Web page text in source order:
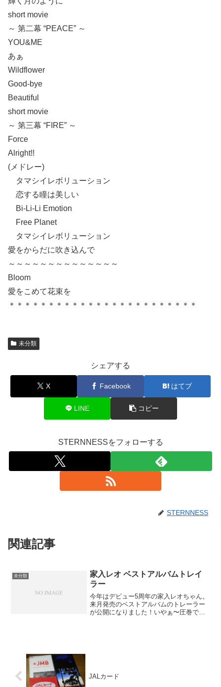
short movie
～ 第二幕 “PEACE” ～
YOU&ME
あぁ
Wildflower
Good-bye
Beautiful
short movie
～ 第三幕 “FIRE” ～
Force
Alright!!
(メドレー)
タマシイレボリューション
恋する瞳は美しい
Bi-Li-Li Emotion
Free Planet
タマシイレボリューション
愛をからだに吹き込んで
～～～～～～～～～～～～～～
Bloom
愛をこめて花束を
＊＊＊＊＊＊＊＊＊＊＊＊＊＊＊＊＊＊＊＊＊＊＊＊
未分類
シェアする
X Facebook はてブ
LINE コピー
STERNNESSをフォローする
STERNNESS
関連記事
未分類
家入レオ ベストアルバムトレイ
ラー
今年はデビュー5周年の家入レオちゃん。
来月発売のベストアルバムのトレーラー
が公開になりました！いやぁ〜圧巻で
JALカード